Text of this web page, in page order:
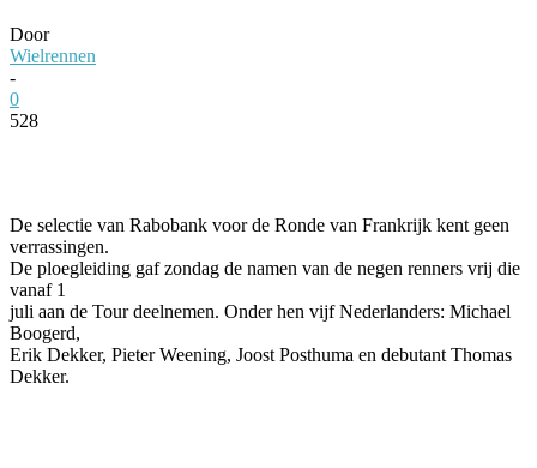
Door
Wielrennen
-
0
528
De selectie van Rabobank voor de Ronde van Frankrijk kent geen
verrassingen.
De ploegleiding gaf zondag de namen van de negen renners vrij die
vanaf 1
juli aan de Tour deelnemen. Onder hen vijf Nederlanders: Michael
Boogerd,
Erik Dekker, Pieter Weening, Joost Posthuma en debutant Thomas
Dekker.